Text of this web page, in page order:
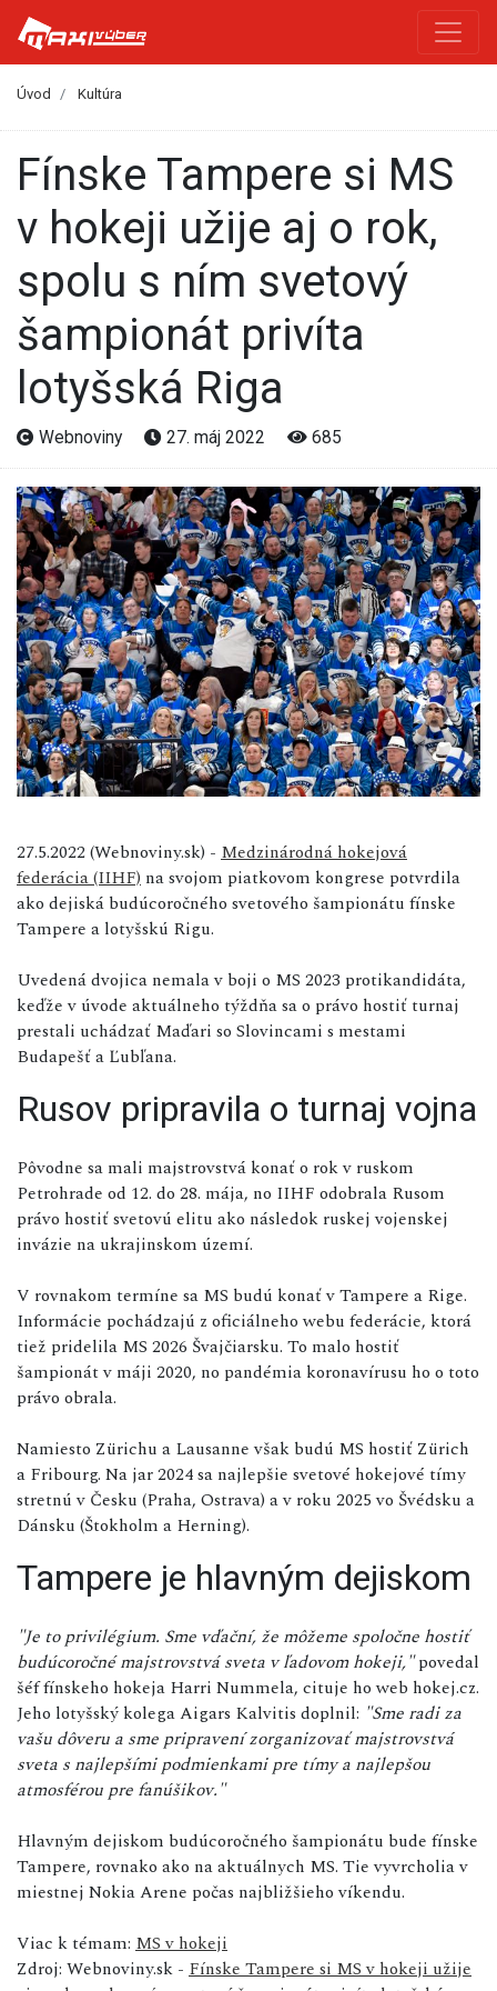
Úvod Kultúra
Fínske Tampere si MS
v hokeji užije aj o rok,
spolu s ním svetový
šampionát privíta
lotyšská Riga
Webnoviny 27. máj 2022 685
27.5.2022 (Webnoviny.sk) - Medzinárodná hokejová
federácia (IIHF) na svojom piatkovom kongrese potvrdila
ako dejiská budúcoročného svetového šampionátu fínske
Tampere a lotyšskú Rigu.
Uvedená dvojica nemala v boji o MS 2023 protikandidáta,
keďže v úvode aktuálneho týždňa sa o právo hostiť turnaj
prestali uchádzať Maďari so Slovincami s mestami
Budapešť a Ľubľana.
Rusov pripravila o turnaj vojna
Pôvodne sa mali majstrovstvá konať o rok v ruskom
Petrohrade od 12. do 28. mája, no IIHF odobrala Rusom
právo hostiť svetovú elitu ako následok ruskej vojenskej
invázie na ukrajinskom území.
V rovnakom termíne sa MS budú konať v Tampere a Rige.
Informácie pochádzajú z oficiálneho webu federácie, ktorá
tiež pridelila MS 2026 Švajčiarsku. To malo hostiť
šampionát v máji 2020, no pandémia koronavírusu ho o toto
právo obrala.
Namiesto Zürichu a Lausanne však budú MS hostiť Zürich
a Fribourg. Na jar 2024 sa najlepšie svetové hokejové tímy
stretnú v Česku (Praha, Ostrava) a v roku 2025 vo Švédsku a
Dánsku (Štokholm a Herning).
Tampere je hlavným dejiskom
"Je to privilégium. Sme vďační, že môžeme spoločne hostiť
budúcoročné majstrovstvá sveta v ľadovom hokeji,"povedal
šéf fínskeho hokeja Harri Nummela, cituje ho web hokej.cz.
Jeho lotyšský kolega Aigars Kalvitis doplnil: "Sme radi za
vašu dôveru a sme pripravení zorganizovať majstrovstvá
sveta s najlepšími podmienkami pre tímy a najlepšou
atmosférou pre fanúšikov."
Hlavným dejiskom budúcoročného šampionátu bude fínske
Tampere, rovnako ako na aktuálnych MS. Tie vyvrcholia v
miestnej Nokia Arene počas najbližšieho víkendu.
Viac k témam: MS v hokeji
Zdroj: Webnoviny.sk - Fínske Tampere si MS v hokeji užije